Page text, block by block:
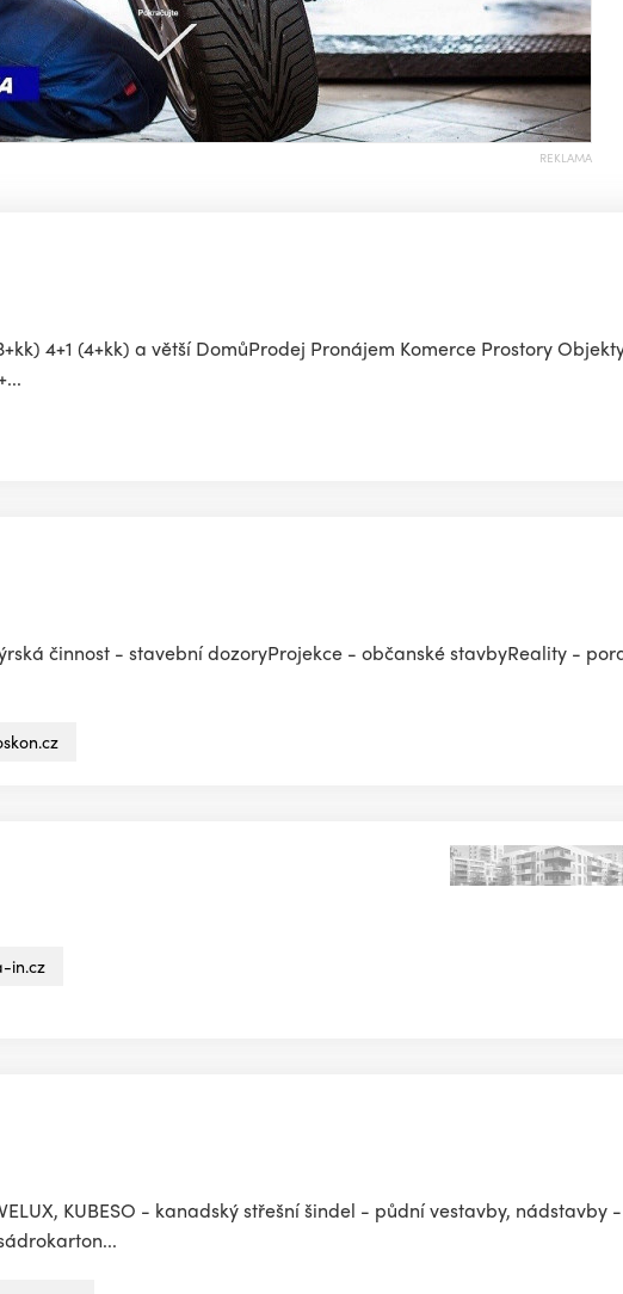
REKLAMA
4+1 (4+kk) a větší DomůProdej Pronájem Komerce Prostory
činnost - stavební dozoryProjekce - občanské stavbyReality -
in.cz
KUBESO - kanadský střešní šindel - půdní vestavby, nádstavby -